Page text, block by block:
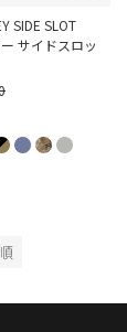
SIDE SLOT
サイドスロッ